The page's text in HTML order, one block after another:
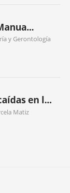
y Gerontología
en l...
Matiz